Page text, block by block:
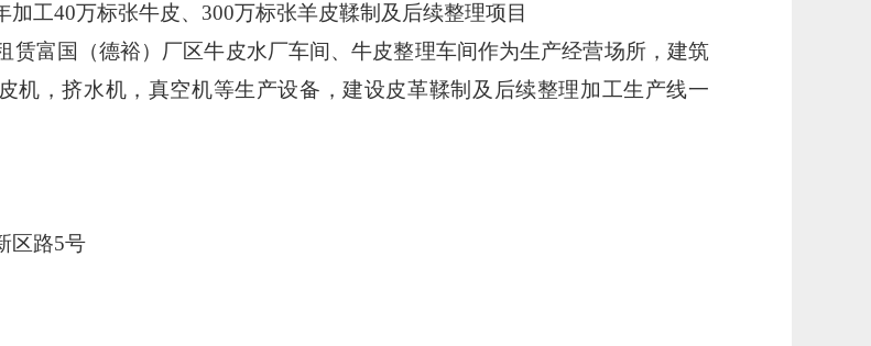
加工40万标张牛皮、300万标张羊皮鞣制及后续整理项目
赁富国（德裕）厂区牛皮水厂车间、牛皮整理车间作为生产经营场所， 建筑
机，挤水机，真空机等生产设备，建设皮革鞣制及后续整理加工生产线一
区路5号